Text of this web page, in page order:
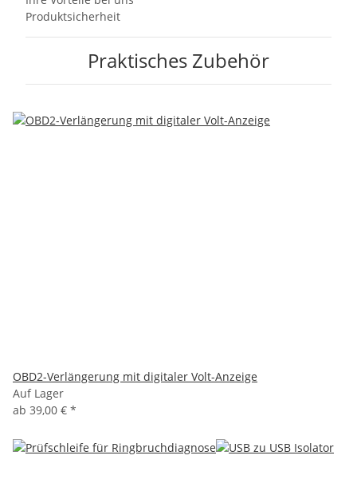
Produktsicherheit
Praktisches Zubehör
OBD2-Verlängerung mit digitaler Volt-Anzeige
Auf Lager
ab 39,00 € *